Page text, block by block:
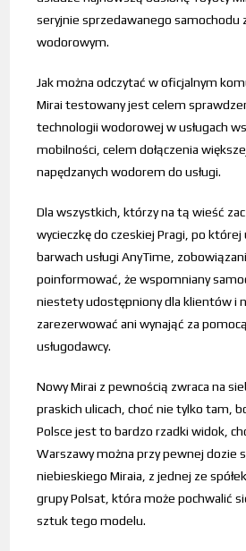
seryjnie sprzedawanego samochodu
wodorowym.
Jak można odczytać w oficjalnym
Mirai testowany jest celem
technologii wodorowej w usługach
mobilności, celem dołączenia
napędzanych wodorem do usługi.
Dla wszystkich, którzy na tą wieść
wycieczkę do czeskiej Pragi, po której
barwach usługi AnyTime,
poinformować, że wspomniany
niestety udostępniony dla klientów i
zarezerwować ani wynająć za
usługodawcy.
Nowy Mirai z pewnością zwraca na
praskich ulicach, choć nie tylko tam,
Polsce jest to bardzo rzadki widok,
Warszawy można przy pewnej dozie
niebieskiego Miraia, z jednej ze
grupy Polsat, która może pochwalić
sztuk tego modelu.